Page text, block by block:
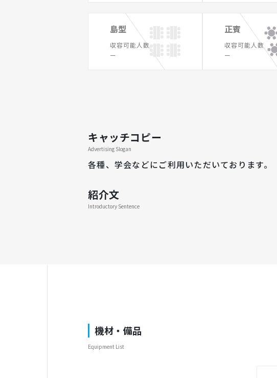
島型
収容可能人数
ー
正賓
収容可能人数
ー
キャッチコピー
Advertising Slogan
各種、学会などにご利用いただいております。
紹介文
Introductory Sentence
機材・備品
Equipment List